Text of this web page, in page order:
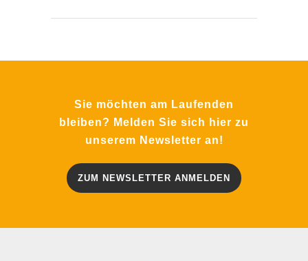
Sie möchten am Laufenden
bleiben? Melden Sie sich hier zu
unserem Newsletter an!
ZUM NEWSLETTER ANMELDEN